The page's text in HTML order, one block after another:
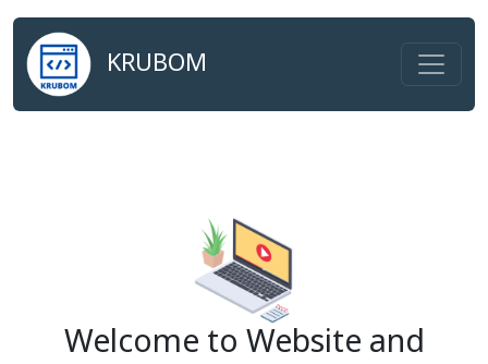
KRUBOM
Welcome to Website and